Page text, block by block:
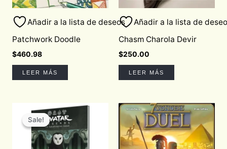
Añadir a la lista de deseos
Patchwork Doodle
$460.98
LEER MÁS
Añadir a la lista de
Chasm Charola Devir
$250.00
LEER MÁS
Sale!
Sale!
Original
price
was:
$820.00.
Current
$697.00.